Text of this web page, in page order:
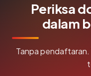
Periksa
dalam
Tanpa